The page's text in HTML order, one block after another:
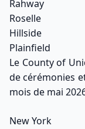
Rahway
Roselle
Hillside
Plainfield
Le County of
de cérémonies
mois de mai
New York